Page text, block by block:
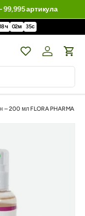
ч 02м 34с
WishlistВлизане /
– 200 мл FLORA PHARMA